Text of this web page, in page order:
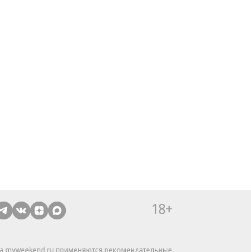
18+
myweekend.ru применяются рекомендательные